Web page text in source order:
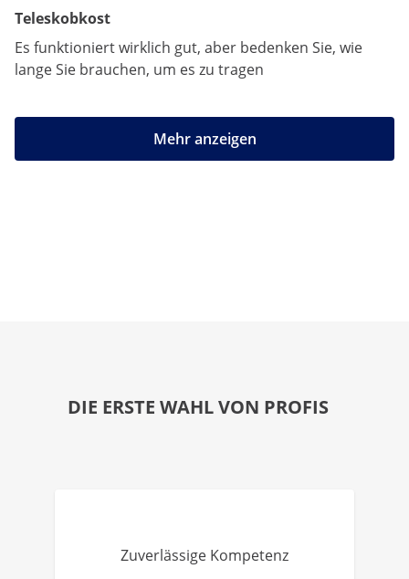
Teleskobkost
Es funktioniert wirklich gut, aber bedenken Sie, wie
lange Sie brauchen, um es zu tragen
Mehr anzeigen
DIE ERSTE WAHL VON PROFIS
Zuverlässige Kompetenz